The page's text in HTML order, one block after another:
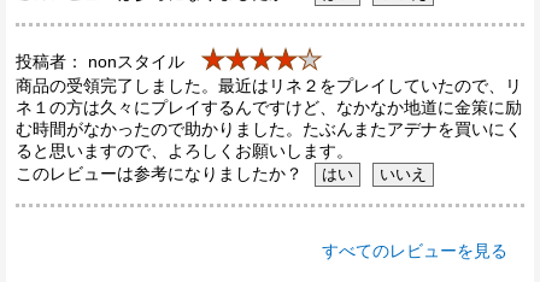
投稿者： nonスタイル ★★★★★
商品の受領完了しました。最近はリネ２をプレイしていたので、リ
ネ１の方は久々にプレイするんですけど、なかなか地道に金策に励
む時間がなかったので助かりました。たぶんまたアデナを買いにく
ると思いますので、よろしくお願いします。
このレビューは参考になりましたか？
すべてのレビューを見る